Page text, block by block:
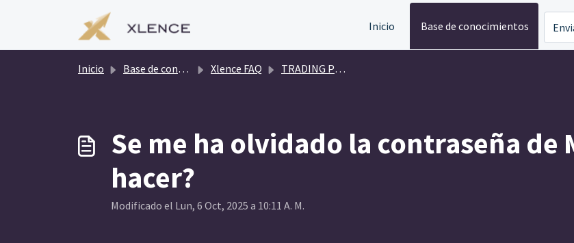
Inicio
Base de conocimientos
Inicio Base de conocimientos Xlence FAQ TRADING PLATFORM
Se me ha olvidado la contraseña de
hacer?
Modificado el Lun, 6 Oct, 2025 a 10:11 A. M.